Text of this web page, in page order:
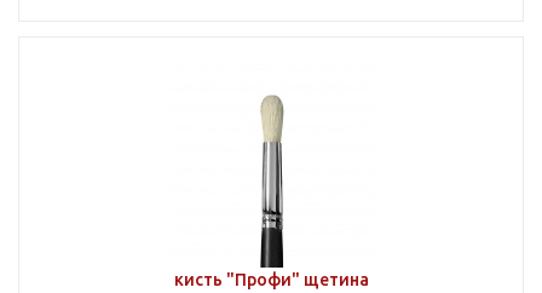
кисть "Профи" щетина